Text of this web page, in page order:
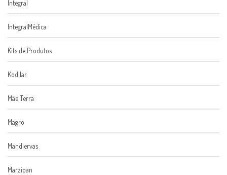
Integral
IntegralMédica
Kits de Produtos
Kodilar
Mãe Terra
Magro
Mandiervas
Marzipan